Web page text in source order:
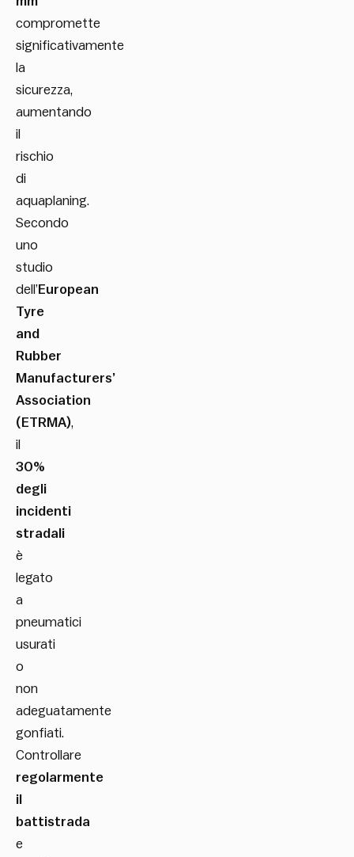
compromette
significativamente
la
sicurezza,
aumentando
il
rischio
di
aquaplaning.
Secondo
uno
studio
dell’ European
Tyre
and
Rubber
Manufacturers’
Association
(ETRMA),
il
30%
degli
incidenti
stradali
è
legato
a
pneumatici
usurati
o
non
adeguatamente
gonfiati.
Controllare
regolarmente
il
battistrada
e